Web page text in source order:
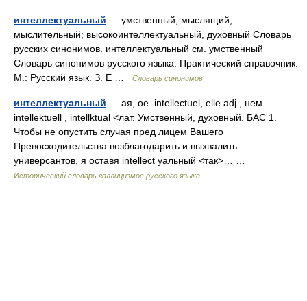
интеллектуальный — умственный, мыслящий,
мыслительный; высокоинтеллектуальный, духовный Словарь
русских синонимов. интеллектуальный см. умственный
Словарь синонимов русского языка. Практический справочник.
М.: Русский язык. З. Е …
Словарь синонимов
интеллектуальный — ая, ое. intellectuel, elle adj., нем.
intellektuell , intellktual <лат. Умственный, духовный. БАС 1.
Чтобы не опустить случая пред лицем Вашего
Превосходительства возблагодарить и выхвалить
универсантов, я оставя intellect уальный <так>… …
Исторический словарь галлицизмов русского языка